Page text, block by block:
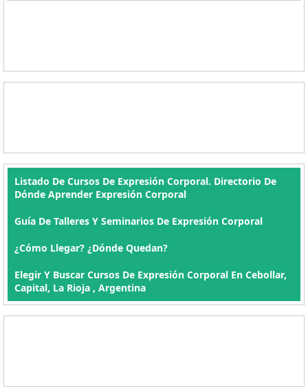
Listado De Cursos De Expresión Corporal. Directorio De
Dónde Aprender Expresión Corporal
Guía De Talleres Y Seminarios De Expresión Corporal
¿Cómo Llegar? ¿Dónde Quedan?
Elegir Y Buscar Cursos De Expresión Corporal En Cebollar,
Capital, La Rioja , Argentina